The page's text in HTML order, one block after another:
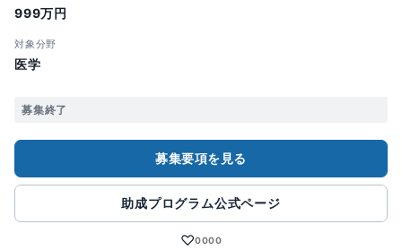
999万円
対象分野
医学
募集終了
募集要項を見る
助成プログラム公式ページ
♡0000